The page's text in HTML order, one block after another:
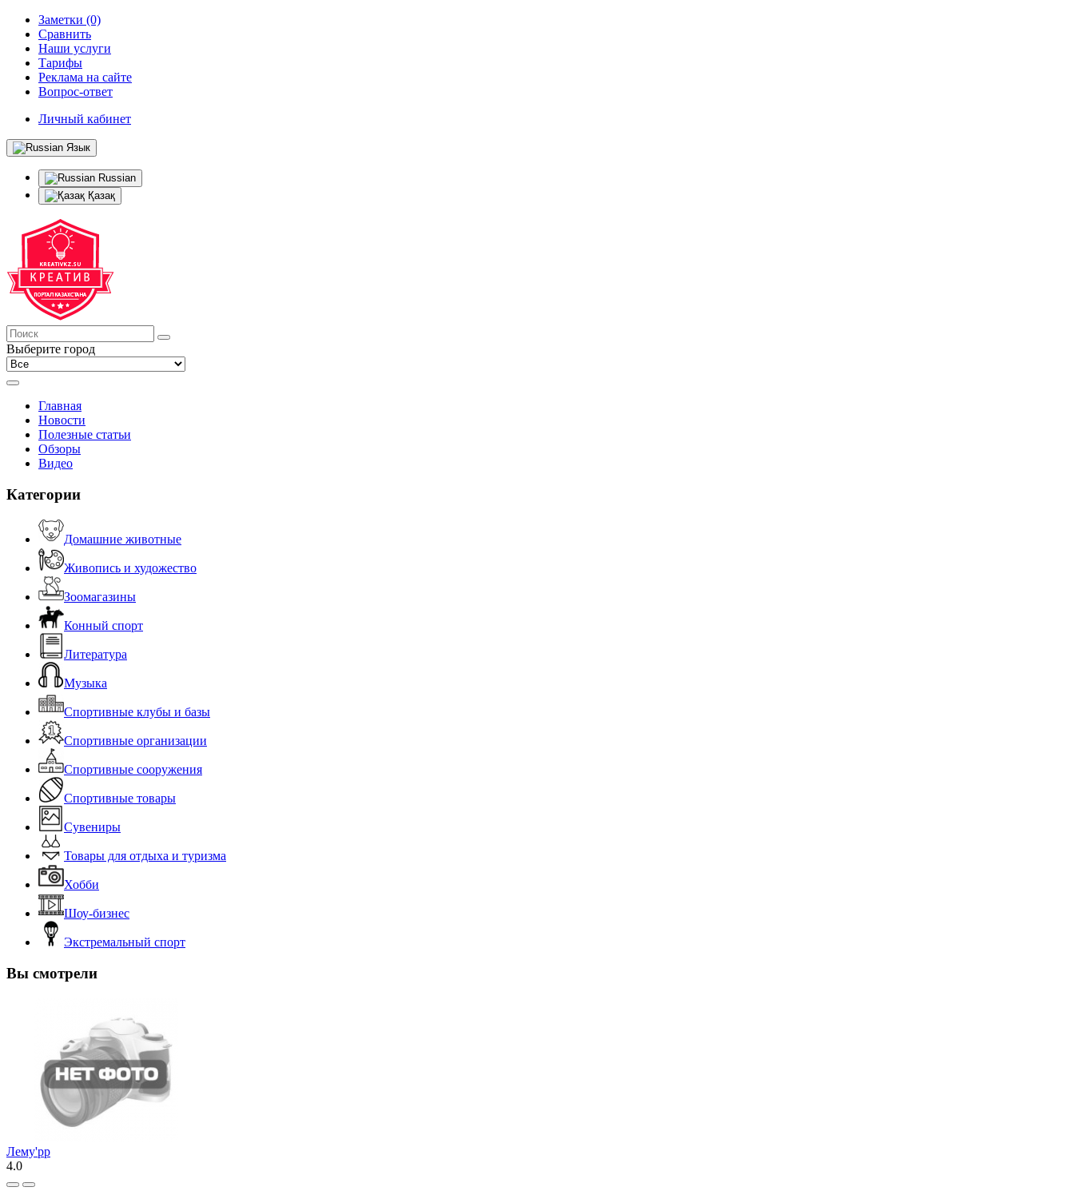
Заметки (0)
Сравнить
Наши услуги
Тарифы
Реклама на сайте
Вопрос-ответ
Личный кабинет
Язык
Russian
Қазақ
Выберите город
Главная
Новости
Полезные статьи
Обзоры
Видео
Категории
Домашние животные
Живопись и художество
Зоомагазины
Конный спорт
Литература
Музыка
Спортивные клубы и базы
Спортивные организации
Спортивные сооружения
Спортивные товары
Сувениры
Товары для отдыха и туризма
Хобби
Шоу-бизнес
Экстремальный спорт
Вы смотрели
Лему'рр
4.0